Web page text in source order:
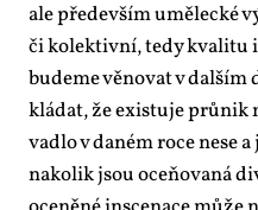
ale pře­de­vším umě­lec­ké
či ko­lek­tiv­ní, te­dy kva­li­tu
bu­de­me vě­no­vat v
klá­dat, že exis­tu­je prů­nik
va­dlo v da­ném ro­ce ne­se
na­ko­lik jsou oce­ňo­va­ná